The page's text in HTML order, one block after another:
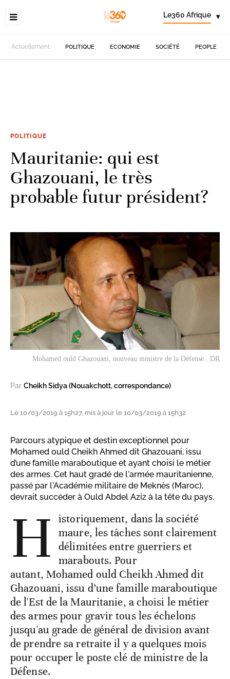
Le360 Afrique ▾
Actuellement POLITIQUE ECONOMIE SOCIÉTÉ PEOPLE
POLITIQUE
Mauritanie: qui est
Ghazouani, le très
probable futur président?
Mohamed ould Ghazouani, nouveau ministre de la Défense.. DR
Par Cheikh Sidya (Nouakchott, correspondance)
Le 10/03/2019 à 15h27, mis à jour le 10/03/2019 à 15h32
Parcours atypique et destin exceptionnel pour
Mohamed ould Cheikh Ahmed dit Ghazouani, issu
d’une famille maraboutique et ayant choisi le métier
des armes. Cet haut gradé de l'armée mauritanienne,
passé par l'Académie militaire de Meknès (Maroc),
devrait succéder à Ould Abdel Aziz à la tête du pays.
H
istoriquement, dans la société
maure, les tâches sont clairement
délimitées entre guerriers et
marabouts. Pour
autant, Mohamed ould Cheikh Ahmed dit
Ghazouani, issu d’une famille maraboutique
de l'Est de la Mauritanie, a choisi le métier
des armes pour gravir tous les échelons
jusqu'au grade de général de division avant
de prendre sa retraite il y a quelques mois
pour occuper le poste clé de ministre de la
Défense.